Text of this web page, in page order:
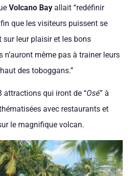
Volcano Bayallait “redéfinir
que les visiteurs puissent se
leur plaisir et les bons
même pas à trainer leurs
des toboggans.”
attractions qui iront de “Osé” à
avec restaurants et
le magnifique volcan.